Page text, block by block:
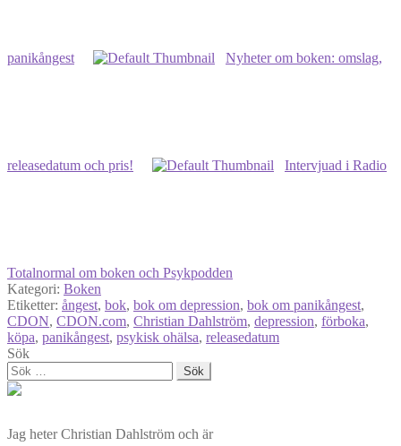
panikångest Nyheter om boken: omslag,
releasedatum och pris! Intervjuad i Radio
Totalnormal om boken och Psykpodden
Kategori: Boken
Etiketter: ångest, bok, bok om depression, bok om panikångest,
CDON, CDON.com, Christian Dahlström, depression, förboka,
köpa, panikångest, psykisk ohälsa, releasedatum
Sök
Sök
efter:
Jag heter Christian Dahlström och är